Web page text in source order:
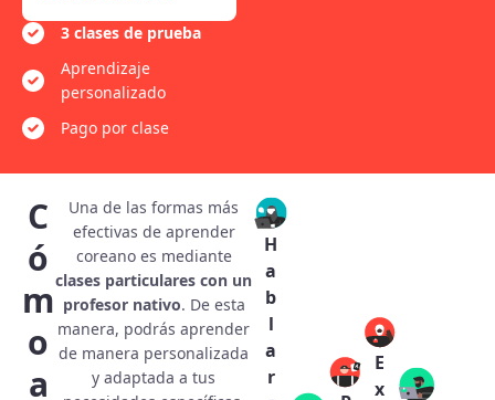
3 clases de prueba
Aprendizaje
personalizado
Pago por clase
C
ó
m
o
a
Una de las formas más
efectivas de aprender
coreano es mediante
clases particulares con un
profesor nativo. De esta
manera, podrás aprender
de manera personalizada
y adaptada a tus
H
a
b
l
a
r
E
x